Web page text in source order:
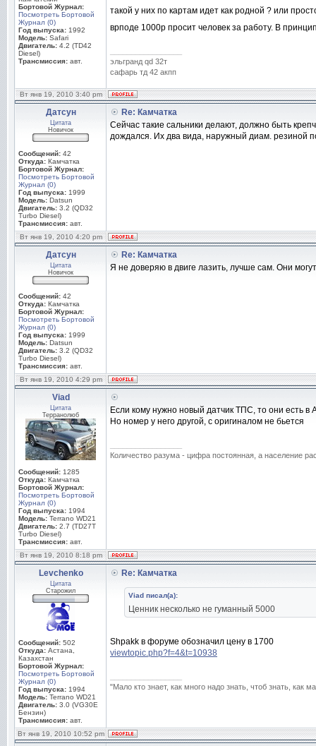
Бортовой Журнал:
Посмотреть Бортовой
Журнал (0)
Год выпуска: 1992
Модель: Safari
Двигатель: 4.2 (TD42
Diesel)
Трансмиссия: авт.
такой у них по картам идет как родной ? или
врподе 1000р просит человек за работу. В
эльгранд qd 32т
сафарь тд 42 акпп
Вт янв 19, 2010 3:40 pm
Датсун
Цитата
Новичок
Сообщений: 42
Откуда: Камчатка
Бортовой Журнал:
Посмотреть Бортовой
Журнал (0)
Год выпуска: 1999
Модель: Datsun
Двигатель: 3.2 (QD32
Turbo Diesel)
Трансмиссия: авт.
Re: Камчатка
Сейчас такие сальники делают, должно быть
дождался. Их два вида, наружный диам. резиной
Вт янв 19, 2010 4:20 pm
Датсун
Цитата
Новичок
Сообщений: 42
Откуда: Камчатка
Бортовой Журнал:
Посмотреть Бортовой
Журнал (0)
Год выпуска: 1999
Модель: Datsun
Двигатель: 3.2 (QD32
Turbo Diesel)
Трансмиссия: авт.
Re: Камчатка
Я не доверяю в двиге лазить, лучше сам. Они
Вт янв 19, 2010 4:29 pm
Viad
Цитата
Терранолюб
Сообщений: 1285
Откуда: Камчатка
Бортовой Журнал:
Посмотреть Бортовой
Журнал (0)
Год выпуска: 1994
Модель: Terrano WD21
Двигатель: 2.7 (TD27T
Turbo Diesel)
Трансмиссия: авт.
Если кому нужно новый датчик ТПС, то они есть
Но номер у него другой, с оригиналом не бьется
Количество разума - цифра постоянная, а население
Вт янв 19, 2010 8:18 pm
Levchenko
Цитата
Старожил
Сообщений: 502
Откуда: Астана,
Казахстан
Бортовой Журнал:
Посмотреть Бортовой
Журнал (0)
Год выпуска: 1994
Модель: Terrano WD21
Двигатель: 3.0 (VG30E
Бензин)
Трансмиссия: авт.
Re: Камчатка
Viad писал(а):
Ценник несколько не гуманный 5000
Shpakk в форуме обозначил цену в 1700
viewtopic.php?f=4&t=10938
"Мало кто знает, как много надо знать, чтоб знать, как
Вт янв 19, 2010 10:52 pm